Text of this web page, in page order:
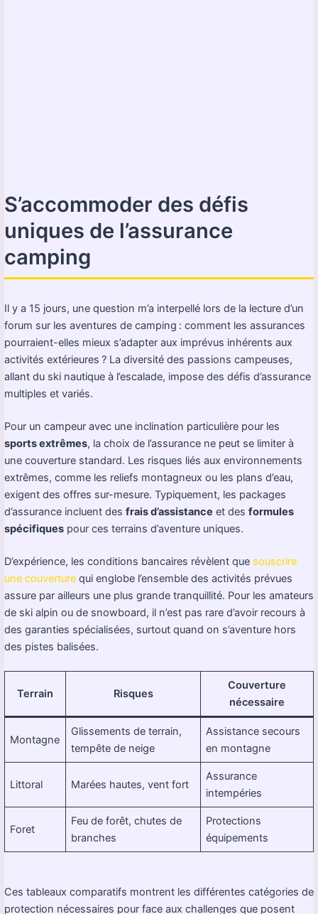
S’accommoder des défis
uniques de l’assurance
camping
Il y a 15 jours, une question m’a interpellé lors de la lecture d’un
forum sur les aventures de camping : comment les assurances
pourraient-elles mieux s’adapter aux imprévus inhérents aux
activités extérieures ? La diversité des passions campeuses,
allant du ski nautique à l’escalade, impose des défis d’assurance
multiples et variés.
Pour un campeur avec une inclination particulière pour les
sports extrêmes, la choix de l’assurance ne peut se limiter à
une couverture standard. Les risques liés aux environnements
extrêmes, comme les reliefs montagneux ou les plans d’eau,
exigent des offres sur-mesure. Typiquement, les packages
d’assurance incluent des frais d’assistance et des formules
spécifiques pour ces terrains d’aventure uniques.
D’expérience, les conditions bancaires révèlent que souscrire
une couverture qui englobe l’ensemble des activités prévues
assure par ailleurs une plus grande tranquillité. Pour les amateurs
de ski alpin ou de snowboard, il n’est pas rare d’avoir recours à
des garanties spécialisées, surtout quand on s’aventure hors
des pistes balisées.
Terrain Risques
Couverture
nécessaire
Montagne
Glissements de terrain,
tempête de neige
Assistance secours
en montagne
Littoral Marées hautes, vent fort
Assurance
intempéries
Foret
Feu de forêt, chutes de
branches
Protections
équipements
Ces tableaux comparatifs montrent les différentes catégories de
protection nécessaires pour face aux challenges que posent